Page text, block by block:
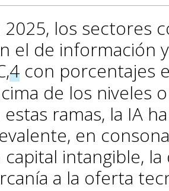
2025, los sectores
el de información
4 con porcentajes
de los niveles
estas ramas, la IA
en
capital intangible,
a la oferta